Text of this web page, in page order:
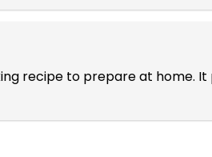
recipe to prepare at home.